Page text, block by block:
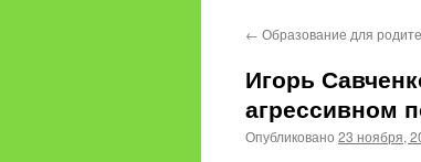
← Образование для
Игорь
агрессивном
Опубликовано 23 ноября,